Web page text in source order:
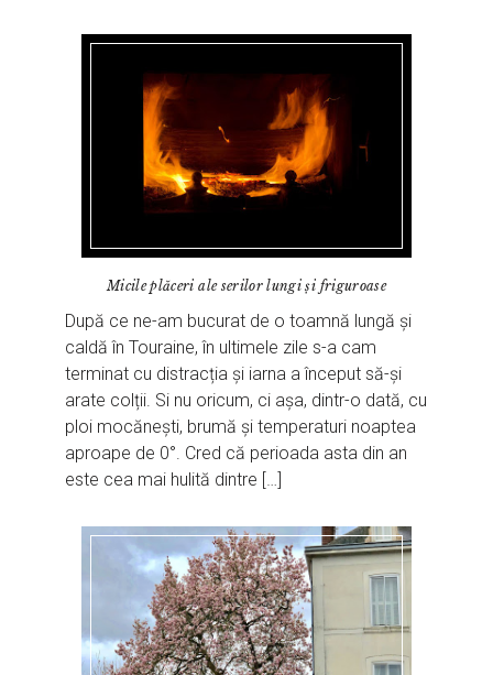
Micile plăceri ale serilor lungi și friguroase
După ce ne-am bucurat de o toamnă lungă și
caldă în Touraine, în ultimele zile s-a cam
terminat cu distracția și iarna a început să-și
arate colții. Si nu oricum, ci așa, dintr-o dată, cu
ploi mocănești, brumă și temperaturi noaptea
aproape de 0°. Cred că perioada asta din an
este cea mai hulită dintre […]